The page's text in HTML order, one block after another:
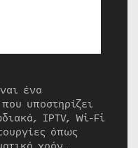
ένα
υποστηρίζει
IPTV, Wi-Fi
όπως